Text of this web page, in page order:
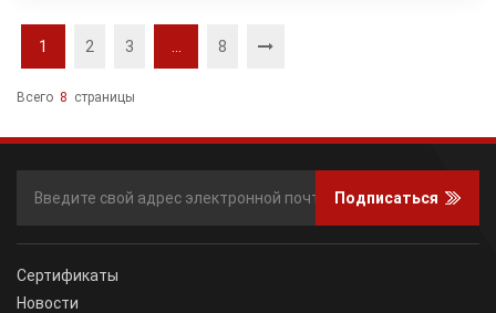
1 2 3 8
Всего 8 Страницы
Подписаться
Сертификаты
Новости